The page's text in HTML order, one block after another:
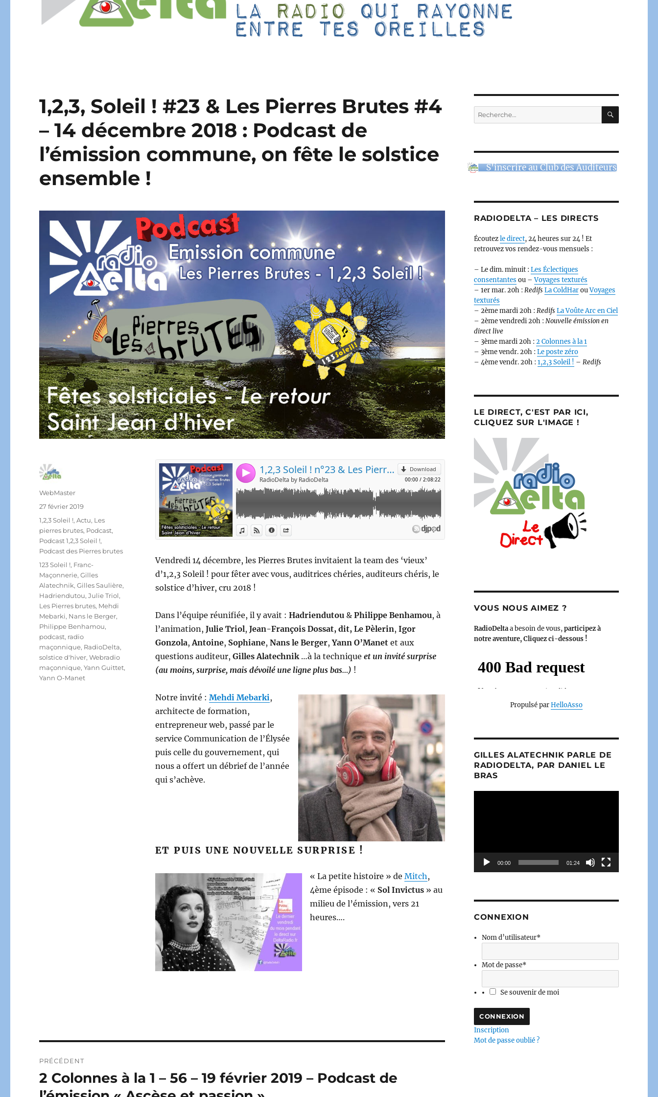
1,2,3, Soleil ! #23 & Les Pierres Brutes #4
– 14 décembre 2018 : Podcast de
l’émission commune, on fête le solstice
ensemble !
Vendredi 14 décembre, les Pierres Brutes invitaient la team des ‘vieux’
d’1,2,3 Soleil ! pour fêter avec vous, auditrices chéries, auditeurs chéris, le
solstice d’hiver, cru 2018 !
Dans l’équipe réunifiée, il y avait : Hadriendutou& Philippe Benhamou, à
l’animation, Julie Triol, Jean-François Dossat, dit, Le Pèlerin, Igor
Gonzola,Antoine, Sophiane, Nans le Berger,Yann O’Manetet aux
questions auditeur, Gilles Alatechnik…à la technique et un invité surprise
(au moins, surprise, mais dévoilé une ligne plus bas…) !
Notre invité : Mehdi Mebarki,
architecte de formation,
entrepreneur web, passé par le
service Communication de l’Élysée
puis celle du gouvernement, qui
nous a offert un débrief de l’année
qui s’achève.
ET PUIS UNE NOUVELLE SURPRISE !
« La petite histoire » de Mitch,
4ème épisode : « Sol Invictus» au
milieu de l’émission, vers 21
heures….
Auteur
WebMaster
Publié
le
27 février 2019
Catégories
1,2,3 Soleil !,Actu, Les
pierres brutes, Podcast,
Podcast 1,2,3 Soleil !,
Podcast des Pierres brutes
Étiquettes
123 Soleil !, Franc-
Maçonnerie,Gilles
Alatechnik,Gilles Saulière,
Hadriendutou,Julie Triol,
Les Pierres brutes, Mehdi
Mebarki, Nans le Berger,
Philippe Benhamou,
podcast, radio
maçonnique, RadioDelta,
solstice d'hiver,Webradio
maçonnique,Yann Guittet,
Yann O-Manet
de
l’article
PRÉCÉDENT
Publication
précédente :
2 Colonnes à la 1 – 56 – 19 février 2019 – Podcast de
Recherche
pour :
S'inscrire au Club des Auditeurs
RADIODELTA – LES DIRECTS
Écoutezle direct, 24 heures sur 24 ! Et
retrouvez vos rendez-vous mensuels :
– Le dim. minuit : Les Éclectiques
consentantes ou –Voyages texturés
– 1er mar. 20h : Redifs La ColdHarouVoyages
texturés
– 2ème mardi 20h : Redifs La Voûte Arc en Ciel
– 2ème vendredi 20h : Nouvelle émission en
direct live
– 3ème mardi 20h : 2 Colonnes à la 1
– 3ème vendr. 20h : Le poste zéro
– 4ème vendr. 20h : 1,2,3 Soleil ! – Redifs
LE DIRECT, C'EST PAR ICI,
CLIQUEZ SUR L'IMAGE !
VOUS NOUS AIMEZ ?
RadioDeltaa besoin de vous,participez à
notre aventure, Cliquez ci-dessous !
Propulsé parHelloAsso
GILLES ALATECHNIK PARLE DE
RADIODELTA, PAR DANIEL LE
BRAS
00:00 01:24
CONNEXION
Nom d’utilisateur*
Mot de passe*
Se souvenir de moi
Inscription
Mot de passe oublié ?